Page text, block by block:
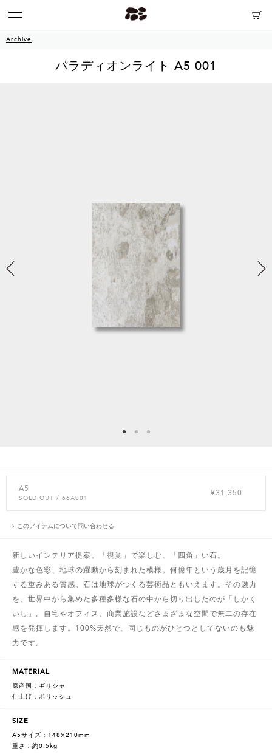
Archive
パラディオンライト A5 001
A5
SOLD OUT / 66A001
¥31,350
このアイテムについて問い合わせる
新しいインテリア提案。「視覚」で楽しむ、「四角」い石。
豊かな色彩、地球の躍動から刻まれた模様。何億年という歳月を記憶
する重みある質感。石は地球がつくる芸術品ともいえます。その魅力
を、世界中から集めた多種多様な石の中から切り出したのが「しかく
いし」。自宅やオフィス、商業施設などさまざまな空間で無二の存在
感を発揮します。100%天然で、同じものがひとつとしてないのも魅
力です。
MATERIAL
原産国：ギリシャ
仕上げ：ポリッシュ
SIZE
A5サイズ：148×210mm
重さ：約0.5kg